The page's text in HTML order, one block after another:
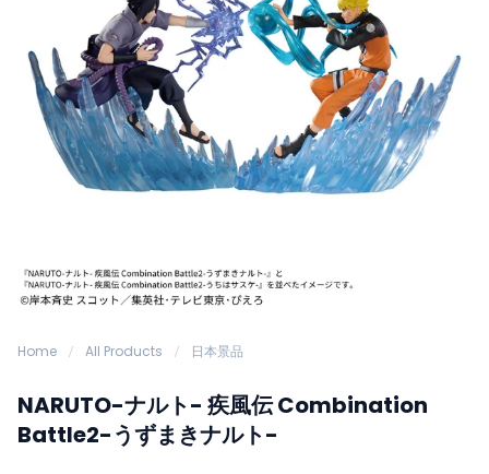
Home All Products 日本景品
NARUTO-ナルト- 疾風伝 Combination
Battle2-うずまきナルト-